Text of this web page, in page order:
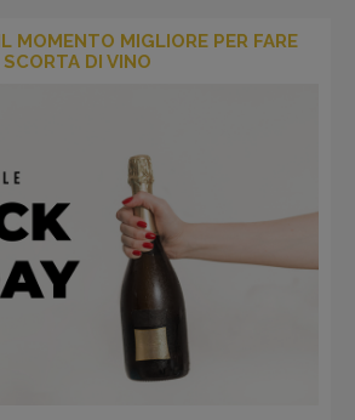
MOMENTO MIGLIORE PER FARE
SCORTA DI VINO